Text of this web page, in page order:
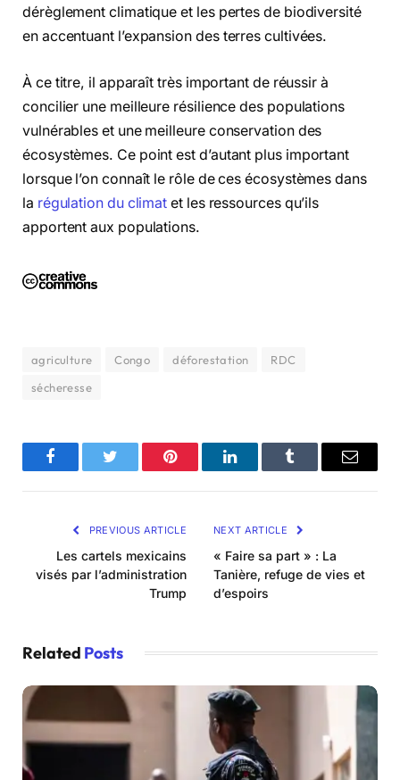
dérèglement climatique et les pertes de biodiversité
en accentuant l’expansion des terres cultivées.
À ce titre, il apparaît très important de réussir à
concilier une meilleure résilience des populations
vulnérables et une meilleure conservation des
écosystèmes. Ce point est d’autant plus important
lorsque l’on connaît le rôle de ces écosystèmes dans
la régulation du climat et les ressources qu’ils
apportent aux populations.
agriculture Congo déforestation
RDC
sécheresse
FacebookTwitter Pinterest LinkedInTumblr Email
PREVIOUS ARTICLE
Les cartels mexicains
visés par l’administration
Trump
NEXT ARTICLE
« Faire sa part » : La
Tanière, refuge de vies et
d’espoirs
Related Posts